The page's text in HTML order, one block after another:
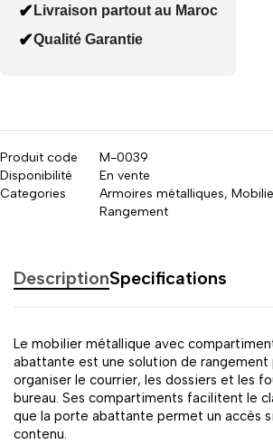
✔ Livraison partout au Maroc
✔Qualité Garantie
Produit code
M-0039
Disponibilité
En vente
Categories
Armoires métalliques,
Rangement
DescriptionSpecifications
Le mobilier métallique avec
abattante est une solution de rangement
organiser le courrier, les dossiers et les
bureau. Ses compartiments facilitent le
que la porte abattante permet un accès
contenu.